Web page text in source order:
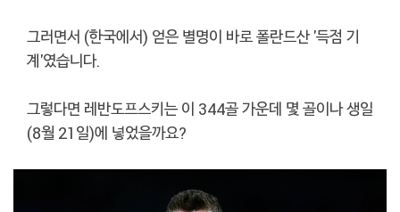
그러면서 (한국에서) 얻은 별명이 바로 폴란드산 '득점 기
계'였습니다.
그렇다면 레반도프스키는 이 344골 가운데 몇 골이나 생일
(8월 21일)에 넣었을까요?